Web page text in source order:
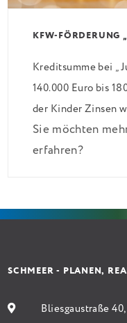
Kreditsumme bei
140.000 Euro bis
der Kinder Zinsen
verbilligt: Heutiger
bei 35 Jahren
Antragstellende
Sanierung in
Sie möchten
erfahren?
SCHMEER - PLANEN,
Bliesgaustraße